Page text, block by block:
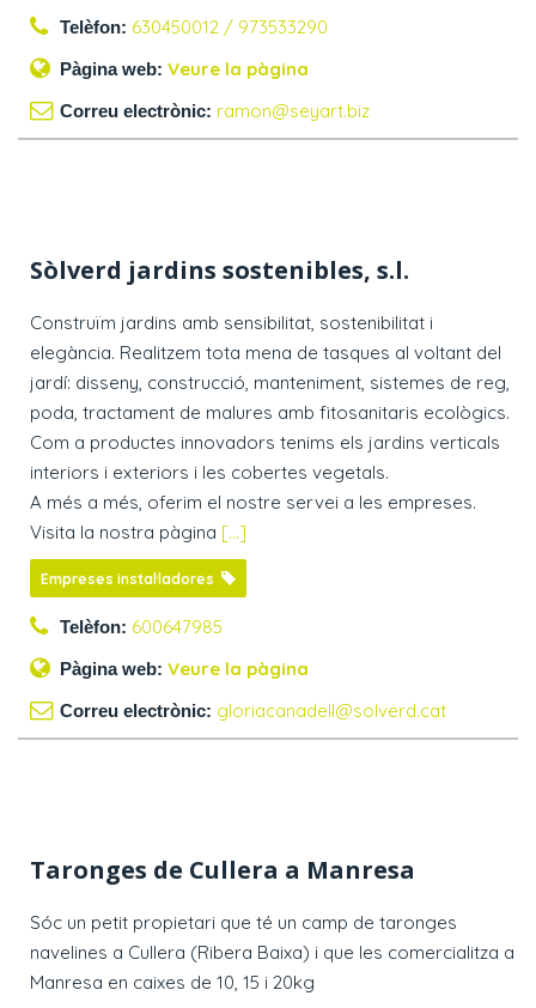
Telèfon: 630450012 / 973533290
Pàgina web: Veure la pàgina
Correu electrònic: ramon@seyart.biz
Sòlverd jardins sostenibles, s.l.
Construïm jardins amb sensibilitat, sostenibilitat i
elegància. Realitzem tota mena de tasques al voltant del
jardí: disseny, construcció, manteniment, sistemes de reg,
poda, tractament de malures amb fitosanitaris ecològics.
Com a productes innovadors tenims els jardins verticals
interiors i exteriors i les cobertes vegetals.
A més a més, oferim el nostre servei a les empreses.
Visita la nostra pàgina [...]
Empreses instal·ladores
Telèfon: 600647985
Pàgina web: Veure la pàgina
Correu electrònic: gloriacanadell@solverd.cat
Taronges de Cullera a Manresa
Sóc un petit propietari que té un camp de taronges
navelines a Cullera (Ribera Baixa) i que les comercialitza a
Manresa en caixes de 10, 15 i 20kg